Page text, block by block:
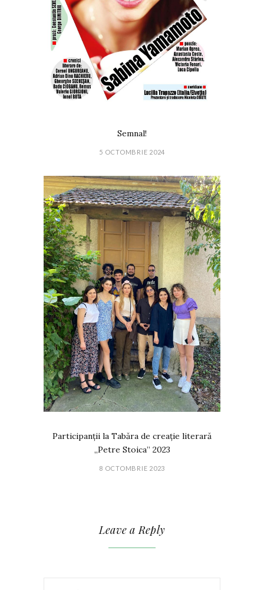
Semnal!
5 OCTOMBRIE 2024
Participanții la Tabăra de creație literară
„Petre Stoica” 2023
8 OCTOMBRIE 2023
Leave a Reply